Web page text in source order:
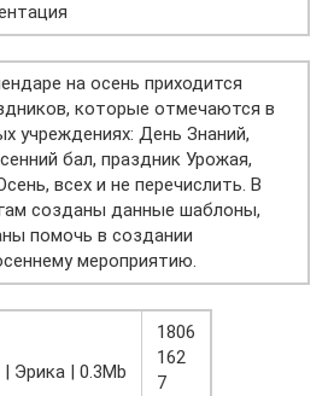
на осень приходится
которые отмечаются в
учреждениях: День Знаний,
бал, праздник Урожая,
всех и не перечислить. В
созданы данные шаблоны,
помочь в создании
мероприятию.
Эрика | 0.3Mb
1806
162
7